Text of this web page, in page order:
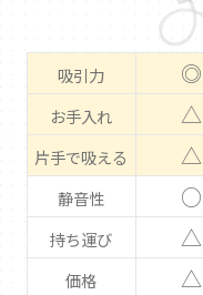
吸引力 ◎
お手入れ △
片手で吸える △
静音性 ○
持ち運び △
価格 △